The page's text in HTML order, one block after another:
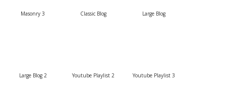
Masonry 3 Classic Blog Large Blog
Large Blog 2 Youtube Playlist 2 Youtube Playlist 3